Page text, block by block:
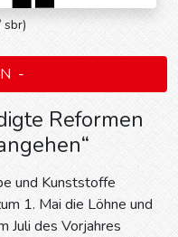
sbr)
-
Reformen
und Kunststoffe
1. Mai die Löhne und
Juli des Vorjahres